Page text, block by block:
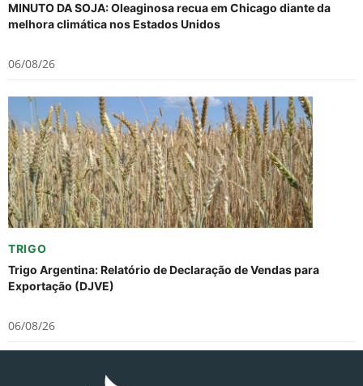
MINUTO DA SOJA: Oleaginosa recua em Chicago diante da
melhora climática nos Estados Unidos
06/08/26
TRIGO
Trigo Argentina: Relatório de Declaração de Vendas para
Exportação (DJVE)
06/08/26